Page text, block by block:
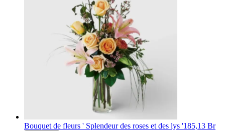
Bouquet de fleurs ' Splendeur des roses et des lys '185,13 Br